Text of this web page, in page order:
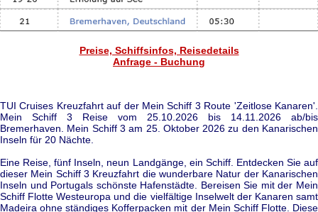
Preise, Schiffsinfos, Reisedetails
Anfrage - Buchung
TUI Cruises Kreuzfahrt auf der Mein Schiff 3 Route 'Zeitlose Kanaren'.
Mein Schiff 3 Reise vom 25.10.2026 bis 14.11.2026 ab/bis
Bremerhaven. Mein Schiff 3 am 25. Oktober 2026 zu den Kanarischen
Inseln für 20 Nächte.
Eine Reise, fünf Inseln, neun Landgänge, ein Schiff. Entdecken Sie auf
dieser Mein Schiff 3 Kreuzfahrt die wunderbare Natur der Kanarischen
Inseln und Portugals schönste Hafenstädte. Bereisen Sie mit der Mein
Schiff Flotte Westeuropa und die vielfältige Inselwelt der Kanaren samt
Madeira ohne ständiges Kofferpacken mit der Mein Schiff Flotte. Diese